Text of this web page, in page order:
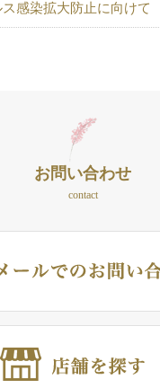
感染拡大防止に向けて
お問い合わせ
contact